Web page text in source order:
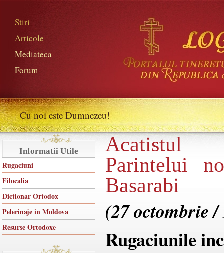
Stiri
Articole
Mediateca
Forum
Cu noi este Dumnezeu!
Informatii Utile
Rugaciuni
Filocalia
Dictionar Ortodox
Pelerinaje in Moldova
Resurse Ortodoxe
Acatistul
Parintelui
Basarabi
(27 octombrie
Rugaciunile